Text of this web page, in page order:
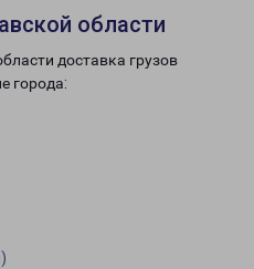
области
доставка грузов
города: